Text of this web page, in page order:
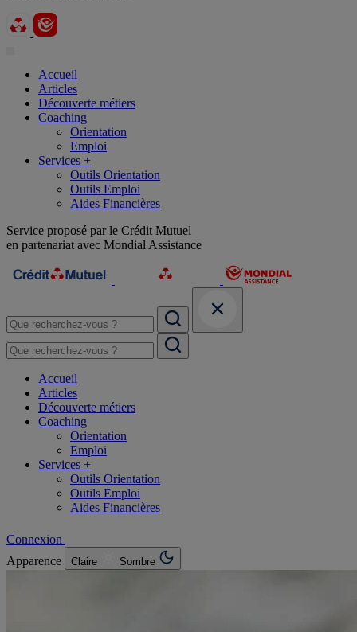
Accueil
Articles
Découverte métiers
Coaching
Orientation
Emploi
Services +
Outils Orientation
Outils Emploi
Aides Financières
Service proposé par le Crédit Mutuel
en partenariat avec Mondial Assistance
Accueil
Articles
Découverte métiers
Coaching
Orientation
Emploi
Services +
Outils Orientation
Outils Emploi
Aides Financières
Connexion
Apparence
Claire Sombre